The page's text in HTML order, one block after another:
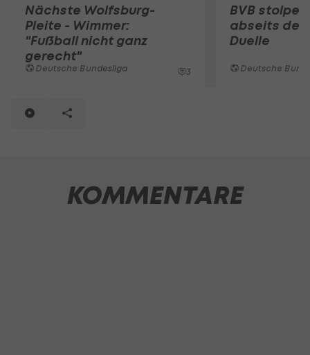
Nächste Wolfsburg-
Pleite - Wimmer:
"Fußball nicht ganz
gerecht"
Deutsche Bundesliga 3
BVB
abseits der
Duelle
Deutsche
KOMMENTARE